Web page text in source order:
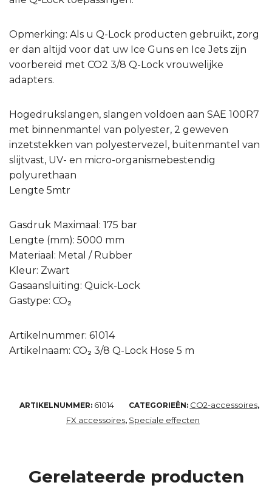
Opmerking: Als u Q-Lock producten gebruikt, zorg
er dan altijd voor dat uw Ice Guns en Ice Jets zijn
voorbereid met CO2 3/8 Q-Lock vrouwelijke
adapters.
Hogedrukslangen, slangen voldoen aan SAE 100R7
met binnenmantel van polyester, 2 geweven
inzetstekken van polyestervezel, buitenmantel van
slijtvast, UV- en micro-organismebestendig
polyurethaan
Lengte 5mtr
Gasdruk Maximaal: 175 bar
Lengte (mm): 5000 mm
Materiaal: Metal / Rubber
Kleur: Zwart
Gasaansluiting: Quick-Lock
Gastype: CO₂
Artikelnummer: 61014
Artikelnaam: CO₂ 3/8 Q-Lock Hose 5 m
ARTIKELNUMMER: 61014 CATEGORIEËN: CO2-accessoires,
FX accessoires, Speciale effecten
Gerelateerde producten